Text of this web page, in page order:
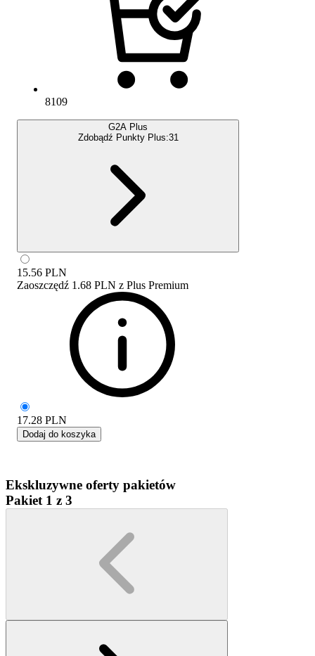
8109
G2A Plus
Zdobądź Punkty Plus:31
15.56 PLN
Zaoszczędź 1.68 PLN z Plus Premium
17.28 PLN
Dodaj do koszyka
Ekskluzywne oferty pakietów
Pakiet 1 z 3